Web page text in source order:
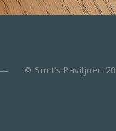
© Smit's Paviljoen